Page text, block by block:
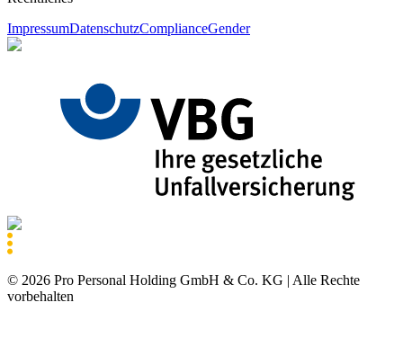
ImpressumDatenschutzComplianceGender
© 2026 Pro Personal Holding GmbH & Co. KG | Alle Rechte
vorbehalten